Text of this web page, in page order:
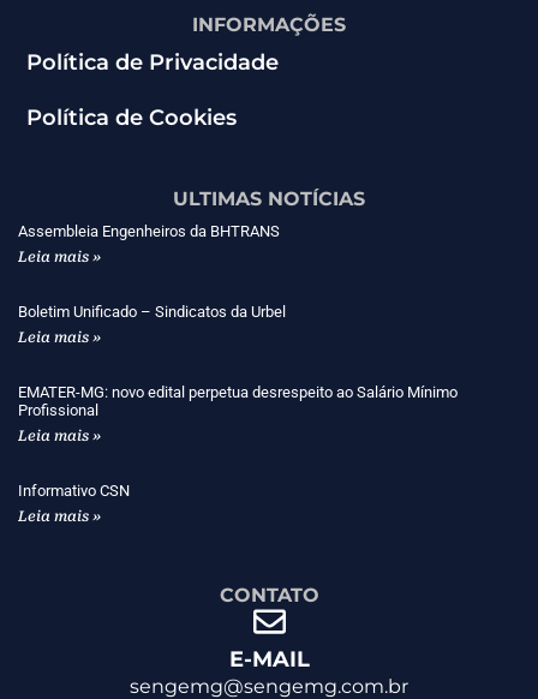
INFORMAÇÕES
Política de Privacidade
Política de Cookies
ULTIMAS NOTÍCIAS
Assembleia Engenheiros da BHTRANS
Leia mais »
Boletim Unificado – Sindicatos da Urbel
Leia mais »
EMATER-MG: novo edital perpetua desrespeito ao Salário Mínimo
Profissional
Leia mais »
Informativo CSN
Leia mais »
CONTATO
E-MAIL
sengemg@sengemg.com.br